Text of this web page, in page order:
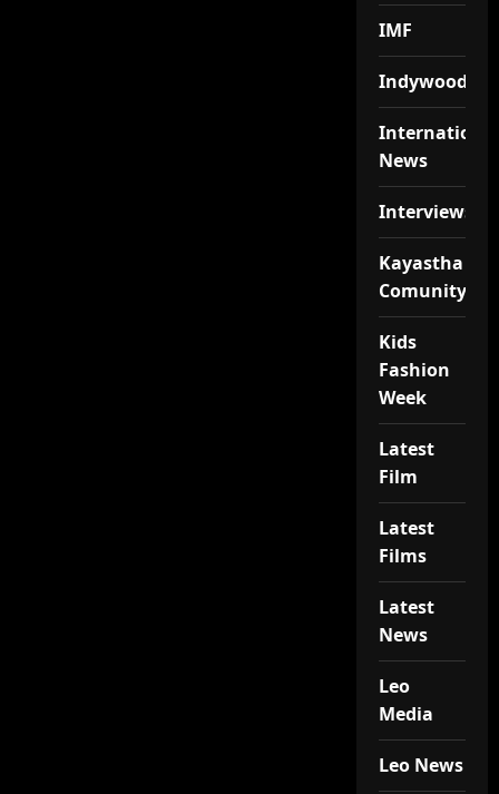
IMF
Indywood
International
News
Interviews
Kayastha
Comunity
Kids
Fashion
Week
Latest
Film
Latest
Films
Latest
News
Leo
Media
Leo News